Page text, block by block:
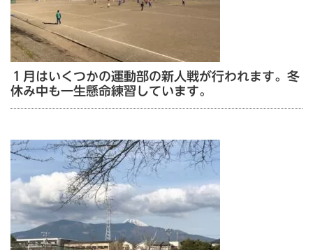
１月はいくつかの運動部の新人戦が行われます。冬
休み中も一生懸命練習しています。